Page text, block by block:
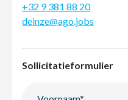
+32 9 381 88 20
deinze@ago.jobs
Sollicitatieformulier